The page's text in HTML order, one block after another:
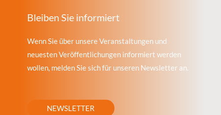
Bleiben Sie informiert
Wenn Sie über unsere Veranstaltungen und
neuesten Veröffentlichungen informiert werden
wollen, melden Sie sich für unseren Newsletter an.
NEWSLETTER